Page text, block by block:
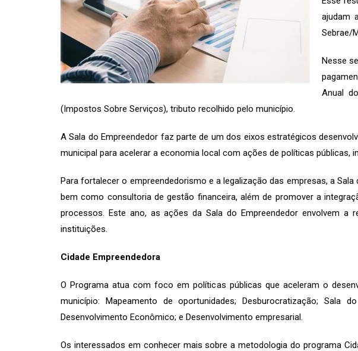
ajudam
Sebrae/
Nesse
Anual
(Impostos Sobre Serviços), tributo recolhido pelo município.
A Sala do Empreendedor faz parte de um dos eixos estratégicos
municipal para acelerar a economia local com ações de políticas públicas,
Para fortalecer o empreendedorismo e a legalização das empresas, a
bem como consultoria de gestão financeira, além de promover a
processos. Este ano, as ações da Sala do Empreendedor envolvem
instituições.
Cidade Empreendedora
O Programa atua com foco em políticas públicas que aceleram o
município: Mapeamento de oportunidades; Desburocratização; Sala
Desenvolvimento Econômico; e Desenvolvimento empresarial.
Os interessados em conhecer mais sobre a metodologia do programa